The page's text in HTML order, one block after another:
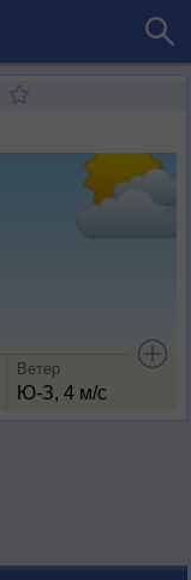
Ветер
Ю-З, 4 м/с